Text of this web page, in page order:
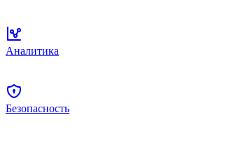
Аналитика
Безопасность